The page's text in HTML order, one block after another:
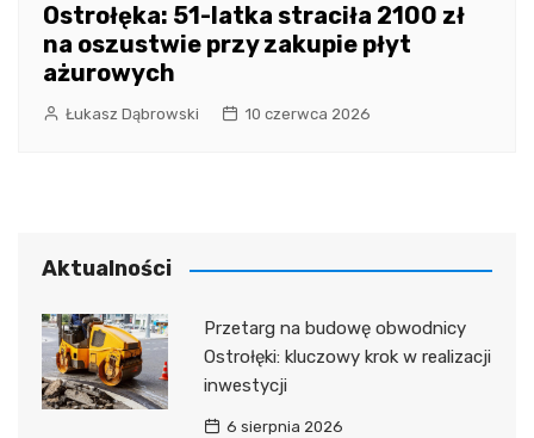
Ostrołęka: 51-latka straciła 2100 zł
na oszustwie przy zakupie płyt
ażurowych
Łukasz Dąbrowski 10 czerwca 2026
Aktualności
Przetarg na budowę obwodnicy
Ostrołęki: kluczowy krok w realizacji
inwestycji
6 sierpnia 2026